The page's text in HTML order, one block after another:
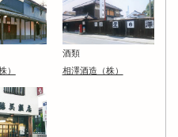
）
酒類
相澤酒造（株）